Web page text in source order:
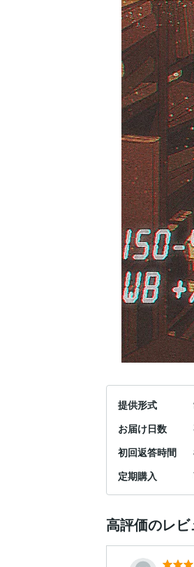
提供形式
お届け日数
初回返答時間
定期購入
高評価のレビ